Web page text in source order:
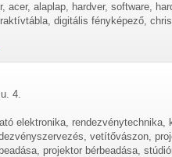
acer, alaplap, hardver, software,
digitális fényképező,
4.
elektronika, rendezvénytechnika,
vetítővászon,
projektor bérbeadása,